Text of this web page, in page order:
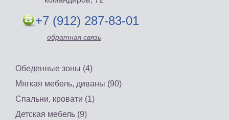
+7 (912) 287-83-01
обратная связь
Обеденные зоны (4)
Мягкая мебель, диваны (90)
Спальни, кровати (1)
Детская мебель (9)